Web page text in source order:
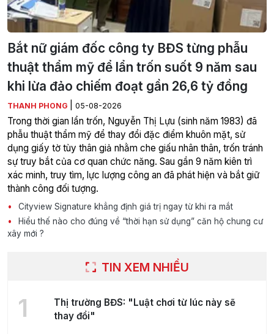
Bắt nữ giám đốc công ty BĐS từng phẫu
thuật thẩm mỹ để lẩn trốn suốt 9 năm sau
khi lừa đảo chiếm đoạt gần 26,6 tỷ đồng
THANH PHONG 05-08-2026
Trong thời gian lẩn trốn, Nguyễn Thị Lựu (sinh năm 1983) đã
phẫu thuật thẩm mỹ để thay đổi đặc điểm khuôn mặt, sử
dụng giấy tờ tùy thân giả nhằm che giấu nhân thân, trốn tránh
sự truy bắt của cơ quan chức năng. Sau gần 9 năm kiên trì
xác minh, truy tìm, lực lượng công an đã phát hiện và bắt giữ
thành công đối tượng.
Cityview Signature khẳng định giá trị ngay từ khi ra mắt
Hiểu thế nào cho đúng về “thời hạn sử dụng” căn hộ chung cư
xây mới ?
TIN XEM NHIỀU
1
Thị trường BĐS: "Luật chơi từ lúc này sẽ
thay đổi"